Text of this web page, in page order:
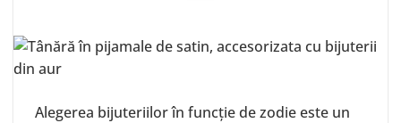
Alegerea bijuteriilor în funcție de zodie este un